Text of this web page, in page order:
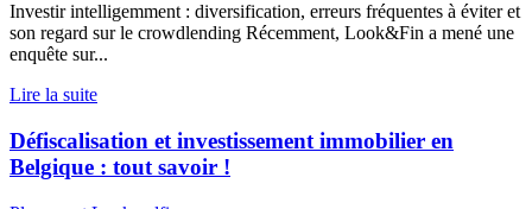
Investir intelligemment : diversification, erreurs fréquentes à éviter et
son regard sur le crowdlending Récemment, Look&Fin a mené une
enquête sur...
Lire la suite
Défiscalisation et investissement immobilier en
Belgique : tout savoir !